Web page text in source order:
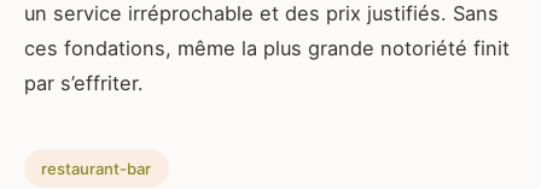
un service irréprochable et des prix justifiés. Sans
ces fondations, même la plus grande notoriété finit
par s’effriter.
restaurant-bar